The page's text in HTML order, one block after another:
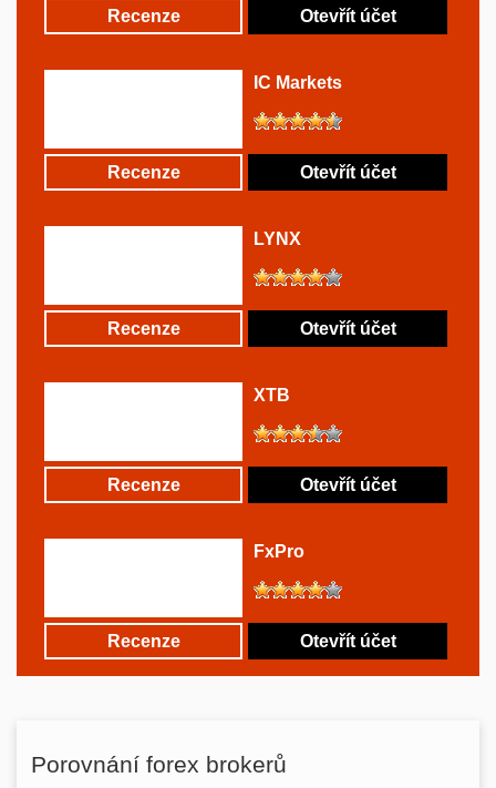
Recenze Otevřít účet
IC Markets
Recenze Otevřít účet
LYNX
Recenze Otevřít účet
XTB
Recenze Otevřít účet
FxPro
Recenze Otevřít účet
Porovnání forex brokerů